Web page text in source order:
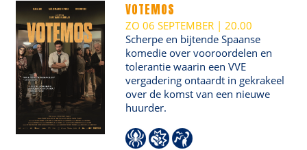
VOTEMOS
ZO 06 SEPTEMBER | 20.00
Scherpe en bijtende Spaanse
komedie over vooroordelen en
tolerantie waarin een VVE
vergadering ontaardt in gekrakeel
over de komst van een nieuwe
huurder.